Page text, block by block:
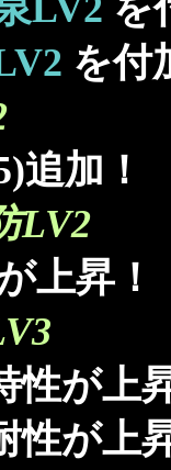
LV2 を
を付
追加！
LV2
上昇！
性が上
性が上